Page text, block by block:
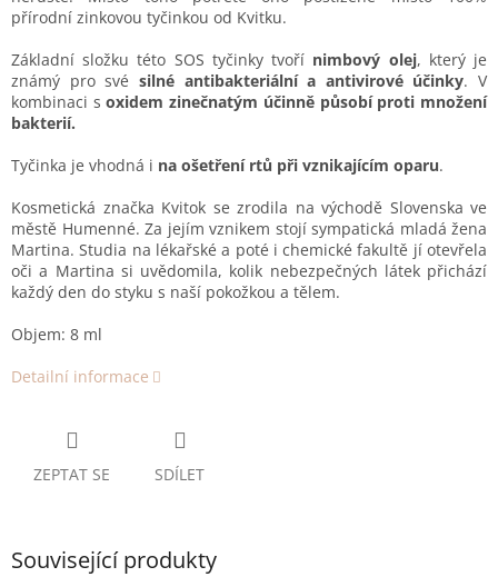
přírodní zinkovou tyčinkou od Kvitku.
Základní složku této SOS tyčinky tvoří nimbový olej, který je
známý pro své silné antibakteriální a antivirové účinky. V
kombinaci s oxidem zinečnatým účinně působí proti množení
bakterií.
Tyčinka je vhodná i na ošetření rtů při vznikajícím oparu.
Kosmetická značka Kvitok se zrodila na východě Slovenska ve
městě Humenné. Za jejím vznikem stojí sympatická mladá žena
Martina. Studia na lékařské a poté i chemické fakultě jí otevřela
oči a Martina si uvědomila, kolik nebezpečných látek přichází
každý den do styku s naší pokožkou a tělem.
Objem: 8 ml
Detailní informace
ZEPTAT SE SDÍLET
Související produkty